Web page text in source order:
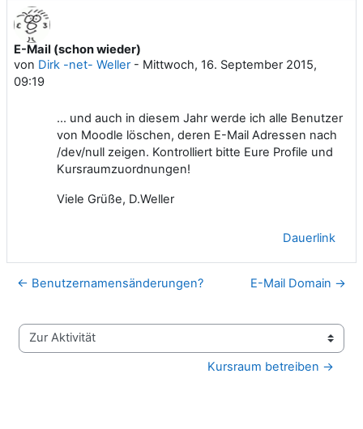
E-Mail (schon wieder)
von Dirk -net- Weller- Mittwoch, 16. September 2015,
09:19
Anzahl Antworten: 0
... und auch in diesem Jahr werde ich alle Benutzer
von Moodle löschen, deren E-Mail Adressen nach
/dev/null zeigen. Kontrolliert bitte Eure Profile und
Kursraumzuordnungen!
Viele Grüße, D.Weller
Dauerlink
← Benutzernamensänderungen? E-Mail Domain →
Zur Aktivität
Kursraum betreiben →